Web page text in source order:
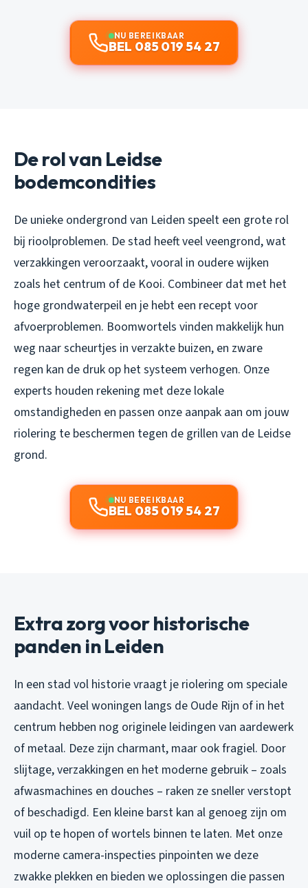
NU BEREIKBAAR
BEL 085 019 54 27
De rol van Leidse
bodemcondities
De unieke ondergrond van Leiden speelt een grote rol
bij rioolproblemen. De stad heeft veel veengrond, wat
verzakkingen veroorzaakt, vooral in oudere wijken
zoals het centrum of de Kooi. Combineer dat met het
hoge grondwaterpeil en je hebt een recept voor
afvoerproblemen. Boomwortels vinden makkelijk hun
weg naar scheurtjes in verzakte buizen, en zware
regen kan de druk op het systeem verhogen. Onze
experts houden rekening met deze lokale
omstandigheden en passen onze aanpak aan om jouw
riolering te beschermen tegen de grillen van de Leidse
grond.
NU BEREIKBAAR
BEL 085 019 54 27
Extra zorg voor historische
panden in Leiden
In een stad vol historie vraagt je riolering om speciale
aandacht. Veel woningen langs de Oude Rijn of in het
centrum hebben nog originele leidingen van aardewerk
of metaal. Deze zijn charmant, maar ook fragiel. Door
slijtage, verzakkingen en het moderne gebruik – zoals
afwasmachines en douches – raken ze sneller verstopt
of beschadigd. Een kleine barst kan al genoeg zijn om
vuil op te hopen of wortels binnen te laten. Met onze
moderne camera-inspecties pinpointen we deze
zwakke plekken en bieden we oplossingen die passen